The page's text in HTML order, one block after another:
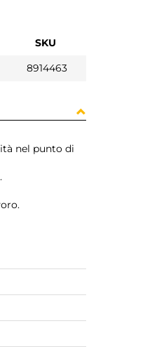
SKU
8914463
nel punto di